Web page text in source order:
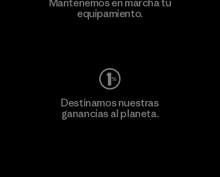
Mantenemos en marcha tu
equipamiento.
Destinamos nuestras
ganancias al planeta.